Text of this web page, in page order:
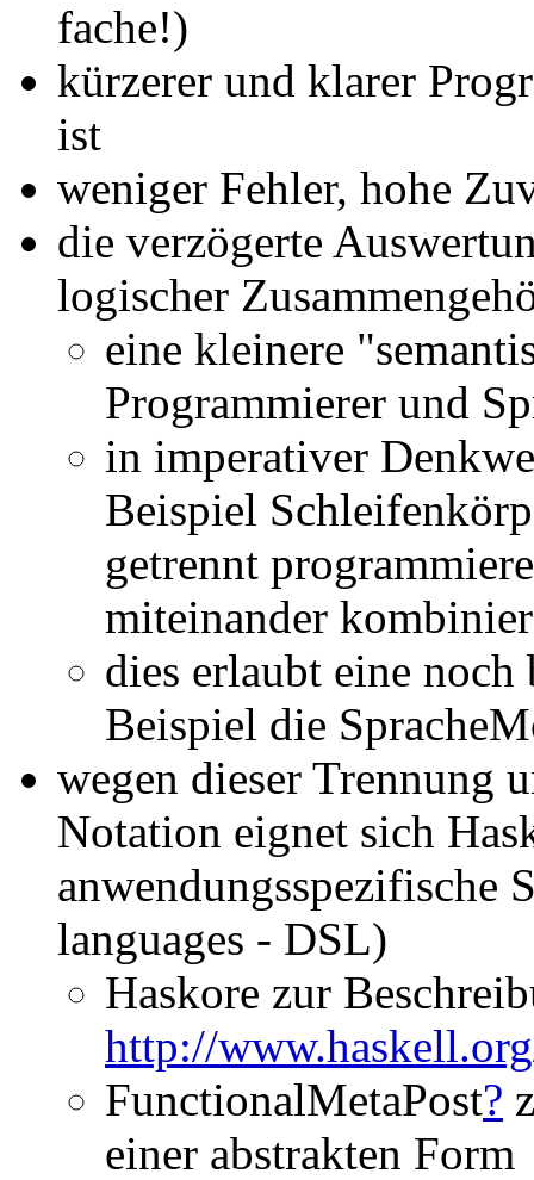
fache!)
kürzerer und klarer
ist
weniger Fehler, hohe
die verzögerte
logischer
eine kleinere
Programmierer und
in imperativer
Beispiel
getrennt
miteinander
dies erlaubt eine
Beispiel die
wegen dieser Trennung
Notation eignet sich
anwendungsspezifische
languages - DSL)
Haskore zur
http://
FunctionalMetaPost?
einer abstrakten Form